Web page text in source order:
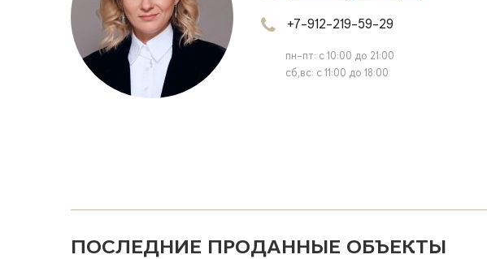
+7-912-219-59-29
пн-пт: с 10:00 до 21:00
сб,вс: с 11:00 до 18:00
ПОСЛЕДНИЕ ПРОДАННЫЕ ОБЪЕКТЫ